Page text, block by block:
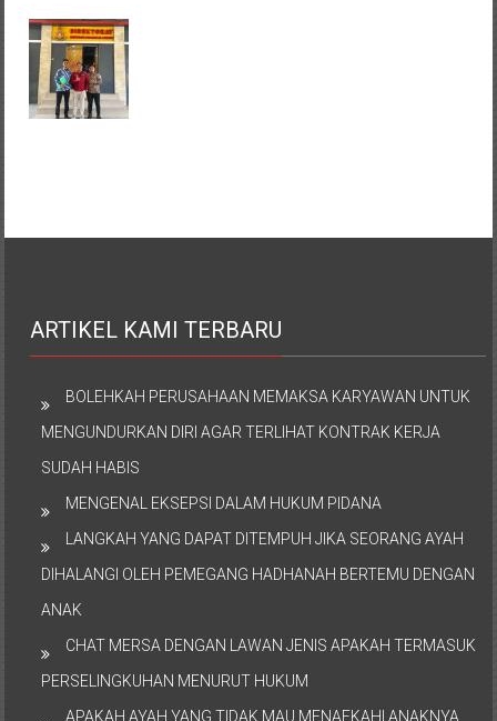
ARTIKEL KAMI TERBARU
BOLEHKAH PERUSAHAAN MEMAKSA KARYAWAN UNTUK
MENGUNDURKAN DIRI AGAR TERLIHAT KONTRAK KERJA
SUDAH HABIS
MENGENAL EKSEPSI DALAM HUKUM PIDANA
LANGKAH YANG DAPAT DITEMPUH JIKA SEORANG AYAH
DIHALANGI OLEH PEMEGANG HADHANAH BERTEMU DENGAN
ANAK
CHAT MERSA DENGAN LAWAN JENIS APAKAH TERMASUK
PERSELINGKUHAN MENURUT HUKUM
APAKAH AYAH YANG TIDAK MAU MENAFKAHI ANAKNYA